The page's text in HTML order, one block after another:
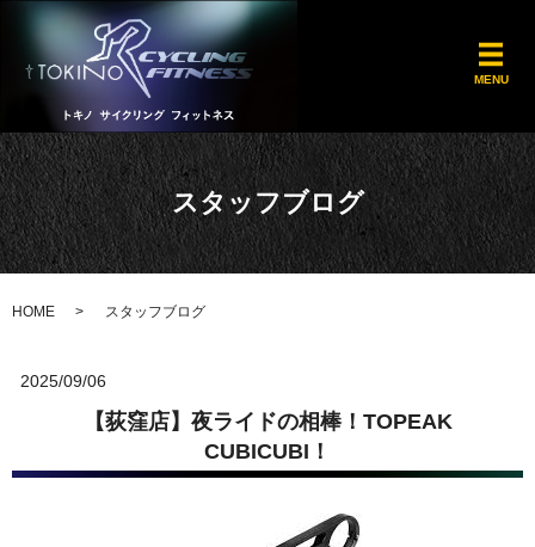
MENU
スタッフブログ
HOME スタッフブログ
2025/09/06
【荻窪店】夜ライドの相棒！TOPEAK
CUBICUBI！